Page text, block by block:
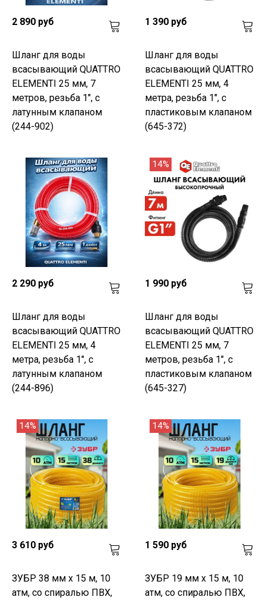
2 890 руб
Шланг для воды
всасывающий QUATTRO
ELEMENTI 25 мм, 7
метров, резьба 1", с
латунным клапаном
(244-902)
1 390 руб
Шланг для воды
всасывающий QUATTRO
ELEMENTI 25 мм, 4
метра, резьба 1", с
пластиковым клапаном
(645-372)
2 290 руб
Шланг для воды
всасывающий QUATTRO
ELEMENTI 25 мм, 4
метра, резьба 1", с
латунным клапаном
(244-896)
14%
1 990 руб
Шланг для воды
всасывающий QUATTRO
ELEMENTI 25 мм, 7
метров, резьба 1", с
пластиковым клапаном
(645-327)
14%
3 610 руб
ЗУБР 38 мм x 15 м, 10
атм, со спиралью ПВХ,
14%
1 590 руб
ЗУБР 19 мм x 15 м, 10
атм, со спиралью ПВХ,